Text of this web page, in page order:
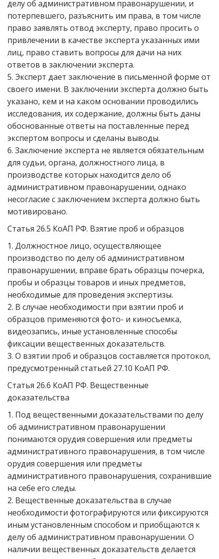
делу об административном правонарушении, и
потерпевшего, разъяснить им права, в том числе
право заявлять отвод эксперту, право просить о
привлечении в качестве эксперта указанных ими
лиц, право ставить вопросы для дачи на них
ответов в заключении эксперта.
5. Эксперт дает заключение в письменной форме от
своего имени. В заключении эксперта должно быть
указано, кем и на каком основании проводились
исследования, их содержание, должны быть даны
обоснованные ответы на поставленные перед
экспертом вопросы и сделаны выводы.
6. Заключение эксперта не является обязательным
для судьи, органа, должностного лица, в
производстве которых находится дело об
административном правонарушении, однако
несогласие с заключением эксперта должно быть
мотивировано.
Статья 26.5 КоАП РФ. Взятие проб и образцов
1. Должностное лицо, осуществляющее
производство по делу об административном
правонарушении, вправе брать образцы почерка,
пробы и образцы товаров и иных предметов,
необходимые для проведения экспертизы.
2. В случае необходимости при взятии проб и
образцов применяются фото- и киносъемка,
видеозапись, иные установленные способы
фиксации вещественных доказательств.
3. О взятии проб и образцов составляется протокол,
предусмотренный статьей 27.10 КоАП РФ.
Статья 26.6 КоАП РФ. Вещественные
доказательства
1. Под вещественными доказательствами по делу
об административном правонарушении
понимаются орудия совершения или предметы
административного правонарушения, в том числе
орудия совершения или предметы
административного правонарушения, сохранившие
на себе его следы.
2. Вещественные доказательства в случае
необходимости фотографируются или фиксируются
иным установленным способом и приобщаются к
делу об административном правонарушении. О
наличии вещественных доказательств делается